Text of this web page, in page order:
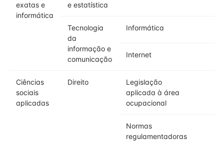
exatas e
informática
e estatística
Tecnologia
da
informação e
comunicação
Informática
Internet
Ciências
sociais
aplicadas
Direito
Legislação
aplicada à área
ocupacional
Normas
regulamentadoras